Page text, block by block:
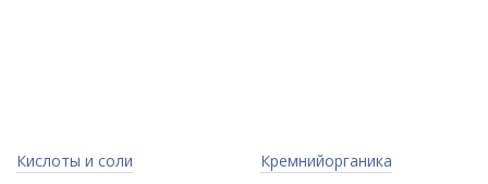
Кислоты и соли Кремнийорганика